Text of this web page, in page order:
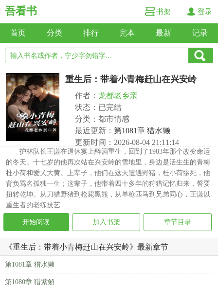
吾看书 书架 登录
首页 分类 排行 完本 最新 记录
重生后：带着小青梅赶山在兴安岭
作者： 龙都老乡亲
状态：已完结
分类：都市情感
最近更新： 第1081章 猎水獭
更新时间：2026-08-04 21:11:14
护林队长王谦在退休宴上醉酒重生，回到了1983年那个改变命运
的冬天。十七岁的他再次站在兴安岭的雪地里，身边是活生生的青梅
杜小荷和爱犬大黄。上辈子，他们在这天遭遇野猪，杜小荷惨死，他
背负骂名孤独一生；这辈子，他带着四十多年的狩猎记忆归来，誓要
扭转乾坤。从刀猎野猪到枪毙黑熊，从单枪匹马到兄弟同心，王谦以
重生者的老练技艺...
开始阅读 加入书架 章节目录
《重生后：带着小青梅赶山在兴安岭》最新章节
第1081章 猎水獭
第1080章 猎紫貂